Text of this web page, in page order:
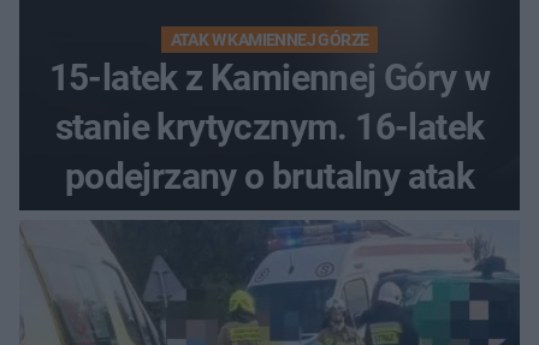
ATAK W KAMIENNEJ GÓRZE
15-latek z Kamiennej Góry w
stanie krytycznym. 16-latek
podejrzany o brutalny atak